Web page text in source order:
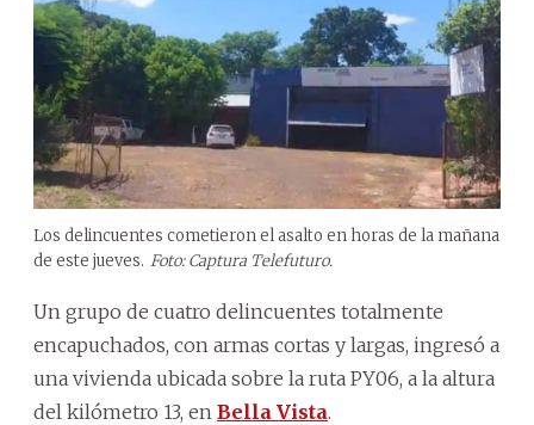
Los delincuentes cometieron el asalto en horas de la mañana
de este jueves. Foto: Captura Telefuturo.
Un grupo de cuatro delincuentes totalmente
encapuchados, con armas cortas y largas, ingresó a
una vivienda ubicada sobre la ruta PY06, a la altura
del kilómetro 13, en Bella Vista.